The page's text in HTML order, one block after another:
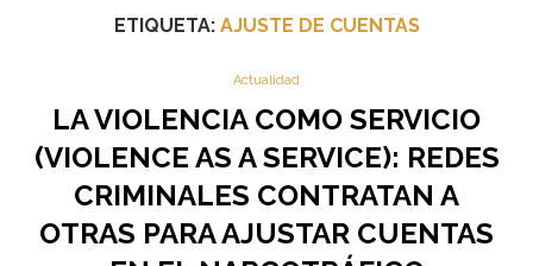
ETIQUETA: AJUSTE DE CUENTAS
Actualidad
LA VIOLENCIA COMO SERVICIO
(VIOLENCE AS A SERVICE): REDES
CRIMINALES CONTRATAN A
OTRAS PARA AJUSTAR CUENTAS